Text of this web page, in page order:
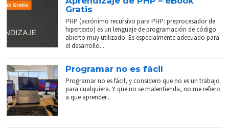
Gratis
PHP (acrónimo recursivo para PHP: preprocesador de
hipertexto) es un lenguaje de programación de código
abierto muy utilizado. Es especialmente adecuado para
el desarrollo...
Programar no es fácil
Programar no es fácil, y considero que no es un trabajo
para cualquiera. Y que no se malentienda, no me refiero
a que aprender...